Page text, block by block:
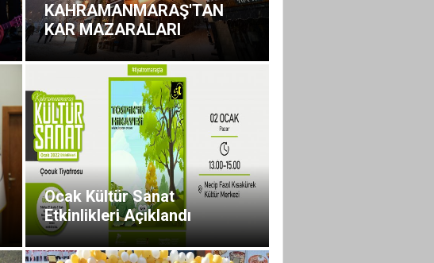
KAHRAMANMARAŞ'TAN
KAR MAZARALARI
Ocak Kültür Sanat
Etkinlikleri Açıklandı